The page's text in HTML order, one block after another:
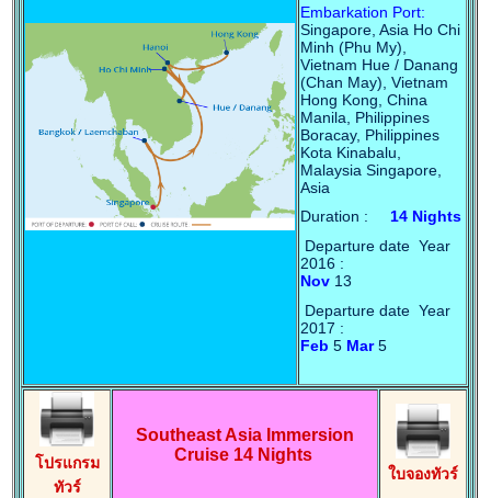
Embarkation Port:
Singapore, Asia Ho Chi
Minh (Phu My),
Vietnam Hue / Danang
(Chan May), Vietnam
Hong Kong, China
Manila, Philippines
Boracay, Philippines
Kota Kinabalu,
Malaysia Singapore,
Asia
Duration :14 Nights
Departure date Year
2016 :
Nov 13
Departure date Year
2017 :
Feb 5 Mar5
โปรแกรม
ทัวร์
Southeast Asia Immersion
Cruise 14 Nights
ใบจองทัวร์